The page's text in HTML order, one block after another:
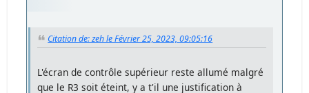
Citation de: zeh le Février 25, 2023, 09:05:16
L'écran de contrôle supérieur reste allumé malgré
que le R3 soit éteint, y a t'il une justification à